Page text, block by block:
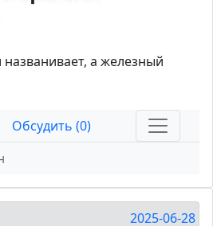
а железный
Обсудить (0)
2025-06-28